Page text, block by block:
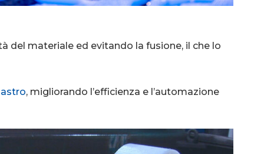
del materiale ed evitando la fusione, il che lo
, migliorando l’efficienza e l’automazione